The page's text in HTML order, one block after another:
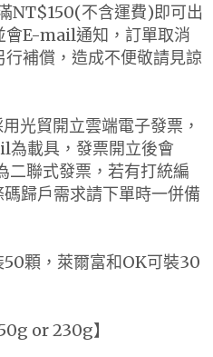
NT$150(不含運費)即可出
會E-mail通知，訂單取消
補償，造成不便敬請見諒
光貿開立雲端電子發票，
載具，發票開立後會
聯式發票，若有打統編
歸戶需求請下單時一併備
顆，萊爾富和OK可裝30
or 230g】